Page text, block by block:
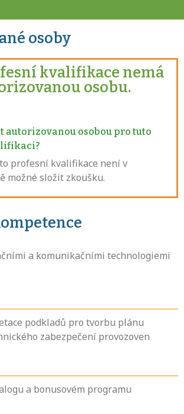
osoby
kvalifikace nemá
osobu.
autorizovanou osobou pro tuto
profesní kvalifikace není v
možné složit zkoušku.
a komunikačními technologiemi
podkladů pro tvorbu plánu
zabezpečení provozoven
a bonusovém programu